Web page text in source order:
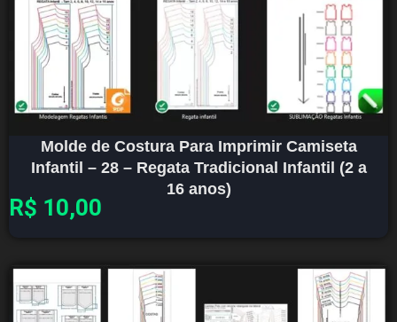
Molde de Costura Para Imprimir Camiseta
Infantil – 28 – Regata Tradicional Infantil (2 a
16 anos)
R$ 10,00